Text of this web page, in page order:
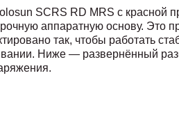
SCRS RD MRS с красной
аппаратную основу. Это
так, чтобы работать
Ниже — развернённый